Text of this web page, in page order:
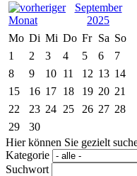
September
2025
Mo Di Mi Do Fr Sa So
1
2 3 4 5 6
7
8
9 10 11 12 13 14
15
16 17 18 19 20 21
22
23 24 25 26 27 28
29
30
Hier können Sie gezielt
Kategorie
Suchwort